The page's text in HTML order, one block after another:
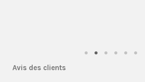
Avis des clients